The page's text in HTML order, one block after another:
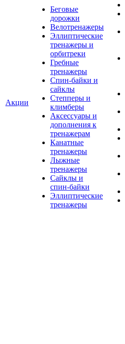
Акции
Беговые
дорожки
Велотренажеры
Эллиптические
тренажеры и
орбитреки
Гребные
тренажеры
Спин-байки и
сайклы
Степперы и
климберы
Аксессуары и
дополнения к
тренажерам
Канатные
тренажеры
Лыжные
тренажеры
Сайклы и
спин-байки
Эллиптические
тренажеры